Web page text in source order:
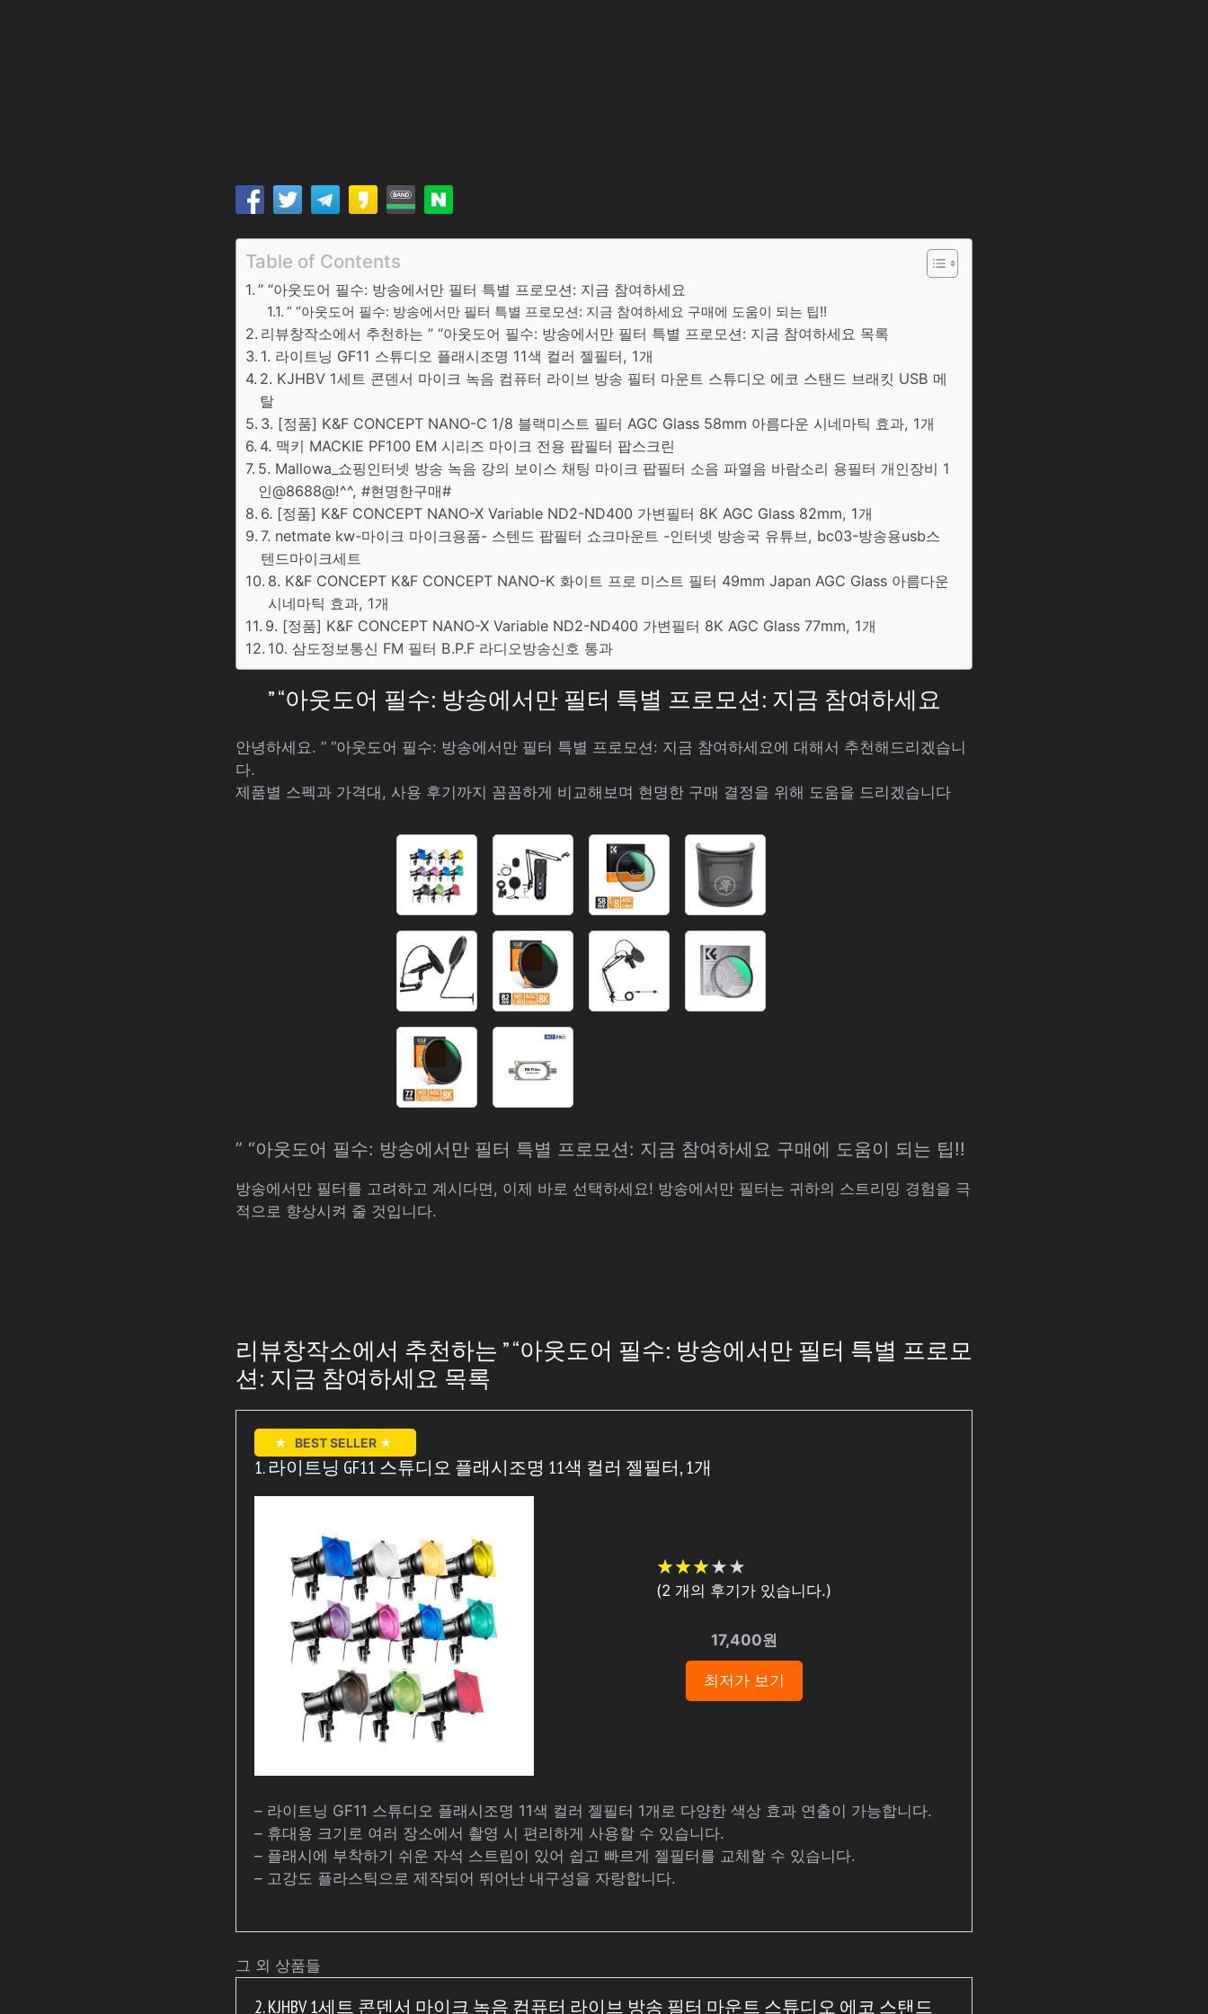
Table of Contents
” “아웃도어 필수: 방송에서만 필터 특별 프로모션: 지금 참여하세요
” “아웃도어 필수: 방송에서만 필터 특별 프로모션: 지금 참여하세요 구매에 도움이 되는 팁!!
리뷰창작소에서 추천하는 ” “아웃도어 필수: 방송에서만 필터 특별 프로모션: 지금 참여하세요 목록
1. 라이트닝 GF11 스튜디오 플래시조명 11색 컬러 젤필터, 1개
2. KJHBV 1세트 콘덴서 마이크 녹음 컴퓨터 라이브 방송 필터 마운트 스튜디오 에코 스탠드 브래킷 USB 메
탈
3. [정품] K&F CONCEPT NANO-C 1/8 블랙미스트 필터 AGC Glass 58mm 아름다운 시네마틱 효과, 1개
4. 맥키 MACKIE PF100 EM 시리즈 마이크 전용 팝필터 팝스크린
5. Mallowa_쇼핑인터넷 방송 녹음 강의 보이스 채팅 마이크 팝필터 소음 파열음 바람소리 용필터 개인장비 1
인@8688@!^^, #현명한구매#
6. [정품] K&F CONCEPT NANO-X Variable ND2-ND400 가변필터 8K AGC Glass 82mm, 1개
7. netmate kw-마이크 마이크용품- 스텐드 팝필터 쇼크마운트 -인터넷 방송국 유튜브, bc03-방송용usb스
텐드마이크세트
8. K&F CONCEPT K&F CONCEPT NANO-K 화이트 프로 미스트 필터 49mm Japan AGC Glass 아름다운
시네마틱 효과, 1개
9. [정품] K&F CONCEPT NANO-X Variable ND2-ND400 가변필터 8K AGC Glass 77mm, 1개
10. 삼도정보통신 FM 필터 B.P.F 라디오방송신호 통과
” “아웃도어 필수: 방송에서만 필터 특별 프로모션: 지금 참여하세요
안녕하세요. ” “아웃도어 필수: 방송에서만 필터 특별 프로모션: 지금 참여하세요에 대해서 추천해드리겠습니
다.
제품별 스펙과 가격대, 사용 후기까지 꼼꼼하게 비교해보며 현명한 구매 결정을 위해 도움을 드리겠습니다
” “아웃도어 필수: 방송에서만 필터 특별 프로모션: 지금 참여하세요 구매에 도움이 되는 팁!!
방송에서만 필터를 고려하고 계시다면, 이제 바로 선택하세요! 방송에서만 필터는 귀하의 스트리밍 경험을 극
적으로 향상시켜 줄 것입니다.
리뷰창작소에서 추천하는 ” “아웃도어 필수: 방송에서만 필터 특별 프로모
션: 지금 참여하세요 목록
★ BEST SELLER ★
1. 라이트닝 GF11 스튜디오 플래시조명 11색 컬러 젤필터, 1개
★★★★★
★★★★★
(2 개의 후기가 있습니다.)
17,400원
최저가 보기
– 라이트닝 GF11 스튜디오 플래시조명 11색 컬러 젤필터 1개로 다양한 색상 효과 연출이 가능합니다.
– 휴대용 크기로 여러 장소에서 촬영 시 편리하게 사용할 수 있습니다.
– 플래시에 부착하기 쉬운 자석 스트립이 있어 쉽고 빠르게 젤필터를 교체할 수 있습니다.
– 고강도 플라스틱으로 제작되어 뛰어난 내구성을 자랑합니다.
그 외 상품들
2. KJHBV 1세트 콘덴서 마이크 녹음 컴퓨터 라이브 방송 필터 마운트 스튜디오 에코 스탠드